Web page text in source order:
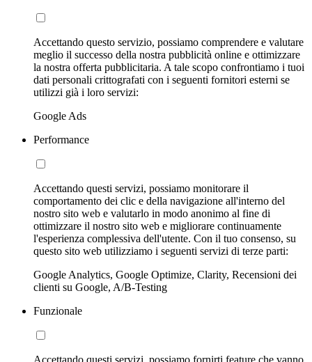
Accettando questo servizio, possiamo comprendere e valutare
meglio il successo della nostra pubblicità online e ottimizzare
la nostra offerta pubblicitaria. A tale scopo confrontiamo i tuoi
dati personali crittografati con i seguenti fornitori esterni se
utilizzi già i loro servizi:
Google Ads
Performance
Accettando questi servizi, possiamo monitorare il
comportamento dei clic e della navigazione all'interno del
nostro sito web e valutarlo in modo anonimo al fine di
ottimizzare il nostro sito web e migliorare continuamente
l'esperienza complessiva dell'utente. Con il tuo consenso, su
questo sito web utilizziamo i seguenti servizi di terze parti:
Google Analytics, Google Optimize, Clarity, Recensioni dei
clienti su Google, A/B-Testing
Funzionale
Accettando questi servizi, possiamo fornirti feature che vanno